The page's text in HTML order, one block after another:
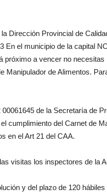
Dirección Provincial de
En el municipio de la capital
próximo a vencer no
Manipulador de Alimentos.
de la Secretaría de
cumplimiento del Carnet de
en el Art 21 del CAA.
visitas los inspectores de la
y del plazo de 120